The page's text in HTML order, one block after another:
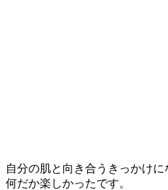
自分の肌と向き合うきっかけ
何だか楽しかったです。